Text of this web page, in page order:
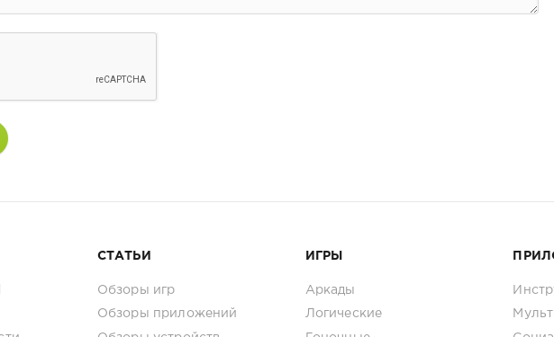
СТАТЬИ
Обзоры игр
Обзоры приложений
ИГРЫ
Аркады
Логические